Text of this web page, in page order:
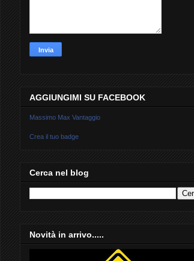
AGGIUNGIMI SU FACEBOOK
Massimo Max Vantaggio
Crea il tuo badge
Cerca nel blog
Novità in arrivo.....